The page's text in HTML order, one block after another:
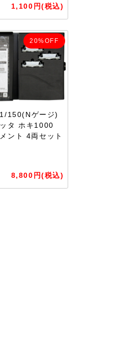
1,100円(税込)
20%OFF
1/150(Nゲージ)
タ ホキ1000
ント 4両セット
8,800円(税込)